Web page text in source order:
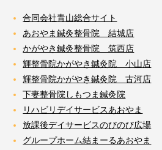
合同会社青山総合サイト
あおやま鍼灸整骨院 結城店
かがやき鍼灸整骨院 筑西店
輝整骨院かがやき鍼灸院 小山店
輝整骨院かがやき鍼灸院 古河店
下妻整骨院しもつま鍼灸院
リハビリデイサービスあおやま
放課後デイサービスのびのび広場
グループホーム結まーるあおやま